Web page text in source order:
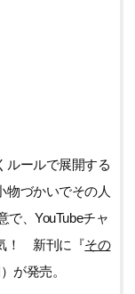
ルールで展開する
物づかいでその人
で、YouTubeチャ
！ 新刊に『その
が発売。